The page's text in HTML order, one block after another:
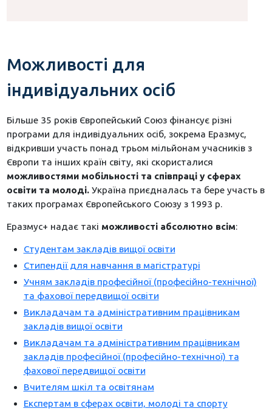
Можливості для
індивідуальних осіб
Більше 35 років Європейський Союз фінансує різні
програми для індивідуальних осіб, зокрема Еразмус,
відкривши участь понад трьом мільйонам учасників з
Європи та інших країн світу, які скористалися
можливостями мобільності та співпраці у сферах
освіти та молоді. Україна приєдналась та бере участь в
таких програмах Європейського Союзу з 1993 р.
Еразмус+ надає такі можливості абсолютно всім:
Студентам закладів вищої освіти
Стипендії для навчання в магістратурі
Учням закладів професійної (професійно-технічної)
та фахової передвищої освіти
Викладачам та адміністративним працівникам
закладів вищої освіти
Викладачам та адміністративним працівникам
закладів професійної (професійно-технічної) та
фахової передвищої освіти
Вчителям шкіл та освітянам
Експертам в сферах освіти, молоді та спорту